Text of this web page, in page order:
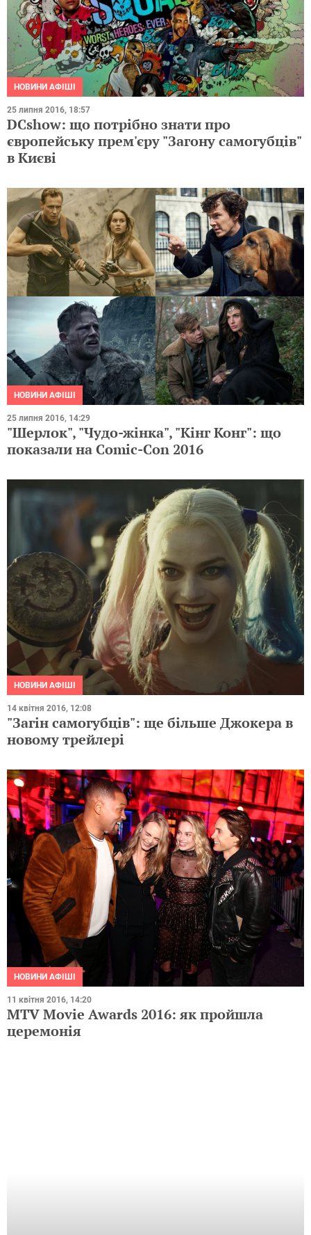
НОВИНИ АФІШІ
25 липня 2016, 18:57
DCshow: що потрібно знати про
європейську прем'єру "Загону самогубців"
в Києві
НОВИНИ АФІШІ
25 липня 2016, 14:29
"Шерлок", "Чудо-жінка", "Кінг Конг": що
показали на Comic-Con 2016
НОВИНИ АФІШІ
14 квітня 2016, 12:08
"Загін самогубців": ще більше Джокера в
новому трейлері
НОВИНИ АФІШІ
11 квітня 2016, 14:20
MTV Movie Awards 2016: як пройшла
церемонія